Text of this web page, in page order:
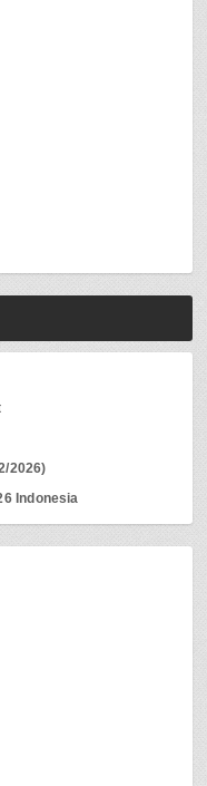
2026)
Indonesia